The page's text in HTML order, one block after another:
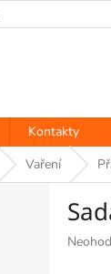
Kontakty
Vaření